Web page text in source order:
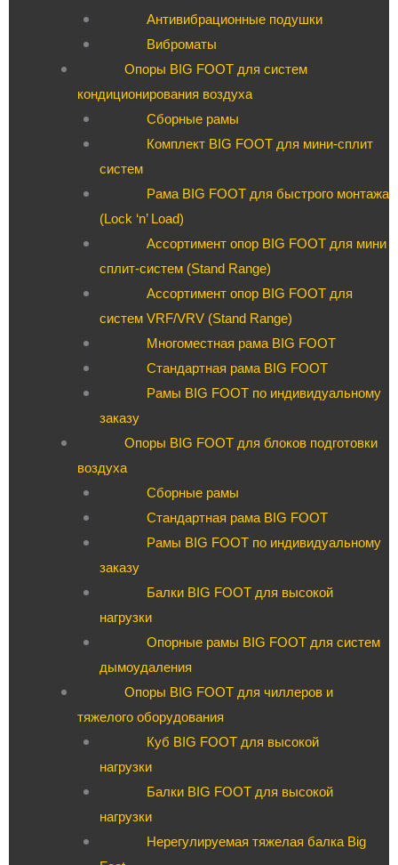
Антивибрационные подушки
Виброматы
Опоры BIG FOOT для систем
кондиционирования воздуха
Сборные рамы
Комплект BIG FOOT для мини-сплит
систем
Рама BIG FOOT для быстрого монтажа
(Lock ‘n’ Load)
Ассортимент опор BIG FOOT для мини
сплит-систем (Stand Range)
Ассортимент опор BIG FOOT для
систем VRF/VRV (Stand Range)
Многоместная рама BIG FOOT
Стандартная рама BIG FOOT
Рамы BIG FOOT по индивидуальному
заказу
Опоры BIG FOOT для блоков подготовки
воздуха
Сборные рамы
Стандартная рама BIG FOOT
Рамы BIG FOOT по индивидуальному
заказу
Балки BIG FOOT для высокой
нагрузки
Опорные рамы BIG FOOT для систем
дымоудаления
Опоры BIG FOOT для чиллеров и
тяжелого оборудования
Куб BIG FOOT для высокой
нагрузки
Балки BIG FOOT для высокой
нагрузки
Нерегулируемая тяжелая балка Big